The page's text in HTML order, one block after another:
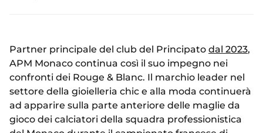
Partner principale del club del Principato dal 2023,
APM Monaco continua così il suo impegno nei
confronti dei Rouge & Blanc. Il marchio leader nel
settore della gioielleria chic e alla moda continuerà
ad apparire sulla parte anteriore delle maglie da
gioco dei calciatori della squadra professionistica